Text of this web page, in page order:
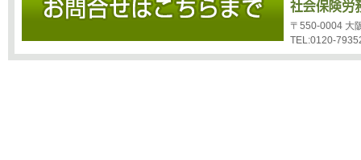
〒550-0004 大
TEL:0120-